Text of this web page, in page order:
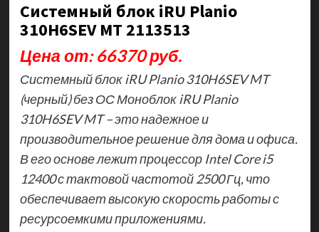
Системный блок iRU Planio
310H6SEV MT 2113513
Цена от: 66370 руб.
Системный блок iRU Planio 310H6SEV MT
(черный) без ОС Моноблок iRU Planio
310H6SEV MT – это надежное и
производительное решение для дома и офиса.
В его основе лежит процессор Intel Core i5
12400 с тактовой частотой 2500 Гц, что
обеспечивает высокую скорость работы с
ресурсоемкими приложениями.